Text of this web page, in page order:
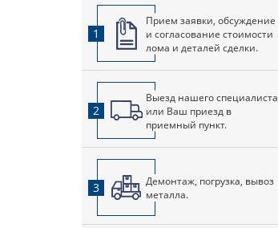
1
Прием заявки, обсуждение
и согласование стоимости
лома и деталей сделки.
2
Выезд нашего специалиста
или Ваш приезд в
приемный пункт.
3
Демонтаж, погрузка, вывоз
металла.